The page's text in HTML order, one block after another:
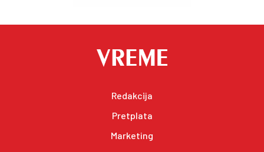
Redakcija
Pretplata
Marketing